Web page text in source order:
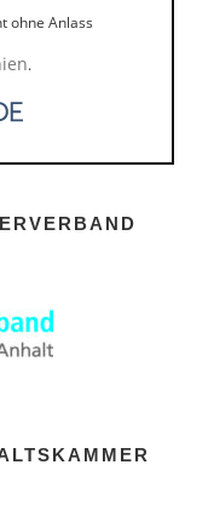
ohne Anlass
.